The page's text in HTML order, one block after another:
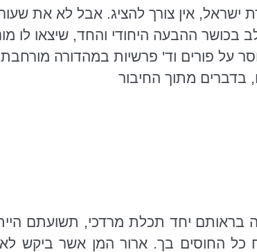
אין צורך להציג. אבל לא את
בכושר ההבעה היחודי והחד, שיצאו לו
על פורים וד' פרשיות במהדורה מורחבת
בדברים מתוך החיבור
יחד תכלת מרדכי, תשועתם היית
כל החוסים בך. ארור המן אשר ביקש